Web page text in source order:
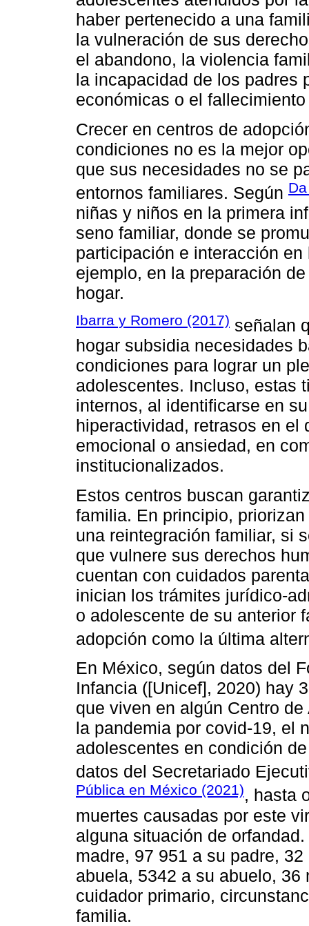
haber pertenecido a una
la vulneración de sus
el abandono, la violencia
la incapacidad de los padres
económicas o el
Crecer en centros de
condiciones no es la mejor
que sus necesidades no se
entornos familiares. Según
niñas y niños en la primera
seno familiar, donde se
participación e interacción
ejemplo, en la preparación
hogar.
Ibarra y Romero (2017) señalan
hogar subsidia necesidades
condiciones para lograr un
adolescentes. Incluso, estas
internos, al identificarse en
hiperactividad, retrasos en el
emocional o ansiedad, en
institucionalizados.
Estos centros buscan
familia. En principio,
una reintegración familiar, si
que vulnere sus derechos
cuentan con cuidados
inician los trámites jurídico-
o adolescente de su anterior
adopción como la última
En México, según datos del
Infancia ([Unicef], 2020) hay
que viven en algún Centro
la pandemia por covid-19, el
adolescentes en condición
datos del Secretariado
Pública en México (2021), hasta
muertes causadas por este
alguna situación de
madre, 97 951 a su padre,
abuela, 5342 a su abuelo,
cuidador primario,
familia.